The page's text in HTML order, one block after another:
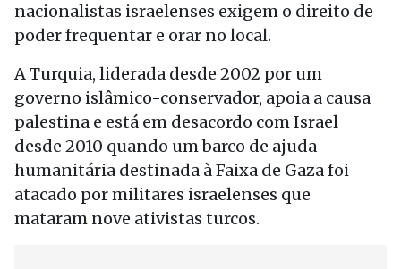
nacionalistas israelenses exigem o direito de
poder frequentar e orar no local.
A Turquia, liderada desde 2002 por um
governo islâmico-conservador, apoia a causa
palestina e está em desacordo com Israel
desde 2010 quando um barco de ajuda
humanitária destinada à Faixa de Gaza foi
atacado por militares israelenses que
mataram nove ativistas turcos.